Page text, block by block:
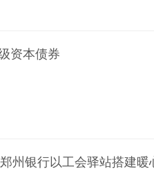
资本债券
银行以工会驿站搭建暖